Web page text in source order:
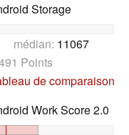
Storage
médian: 11067
Points
de comparaison
Work Score 2.0